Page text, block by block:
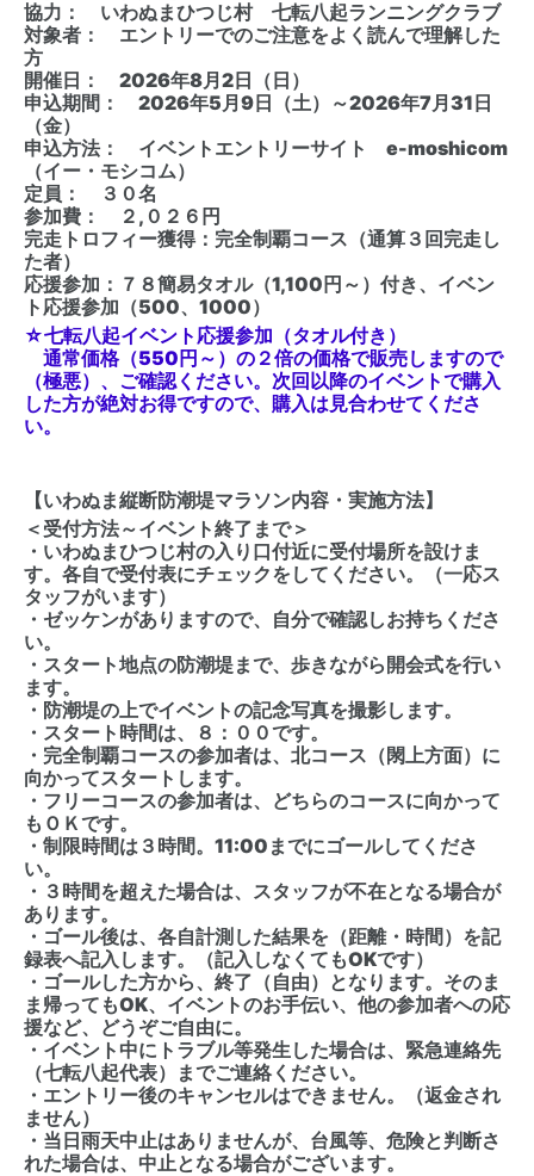
協力： いわぬまひつじ村 七転八起ランニングクラブ
対象者： エントリーでのご注意をよく読んで理解した
方
開催日： 2026年8月2日（日）
申込期間： 2026年5月9日（土）～2026年7月31日
（金）
申込方法： イベントエントリーサイト e-moshicom
（イー・モシコム）
定員： ３０名
参加費： ２,０２６円
完走トロフィー獲得：完全制覇コース（通算３回完走し
た者）
応援参加：７８簡易タオル（1,100円～）付き、イベン
ト応援参加（500、1000）
☆七転八起イベント応援参加（タオル付き）
通常価格（550円～）の２倍の価格で販売しますので
（極悪）、ご確認ください。次回以降のイベントで購入
した方が絶対お得ですので、購入は見合わせてくださ
い。
【いわぬま縦断防潮堤マラソン内容・実施方法】
＜受付方法～イベント終了まで＞
・いわぬまひつじ村の入り口付近に受付場所を設けま
す。各自で受付表にチェックをしてください。（一応ス
タッフがいます）
・ゼッケンがありますので、自分で確認しお持ちくださ
い。
・スタート地点の防潮堤まで、歩きながら開会式を行い
ます。
・防潮堤の上でイベントの記念写真を撮影します。
・スタート時間は、８：００です。
・完全制覇コースの参加者は、北コース（閖上方面）に
向かってスタートします。
・フリーコースの参加者は、どちらのコースに向かって
もＯＫです。
・制限時間は３時間。11:00までにゴールしてくださ
い。
・３時間を超えた場合は、スタッフが不在となる場合が
あります。
・ゴール後は、各自計測した結果を（距離・時間）を記
録表へ記入します。（記入しなくてもOKです）
・ゴールした方から、終了（自由）となります。そのま
ま帰ってもOK、イベントのお手伝い、他の参加者への応
援など、どうぞご自由に。
・イベント中にトラブル等発生した場合は、緊急連絡先
（七転八起代表）までご連絡ください。
・エントリー後のキャンセルはできません。（返金され
ません）
・当日雨天中止はありませんが、台風等、危険と判断さ
れた場合は、中止となる場合がございます。